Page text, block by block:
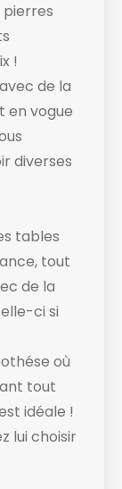
pierres
!
de la
en vogue
diverses
tables
tout
de la
ci si
où
tout
idéale !
lui choisir